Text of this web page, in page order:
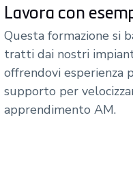
Lavora con
Questa formazione si
tratti dai nostri
offrendovi esperienza
supporto per
apprendimento AM.